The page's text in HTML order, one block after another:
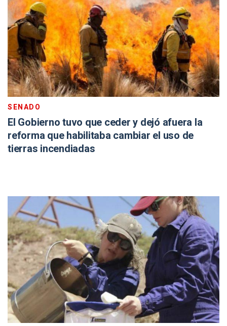
SENADO
El Gobierno tuvo que ceder y dejó afuera la
reforma que habilitaba cambiar el uso de
tierras incendiadas